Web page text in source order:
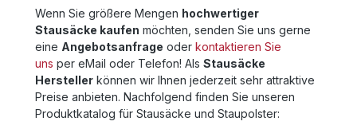
Wenn Sie größere Mengen hochwertiger
Stausäcke kaufen möchten, senden Sie uns gerne
eine Angebotsanfrage oder kontaktieren Sie
uns per eMail oder Telefon! Als Stausäcke
Hersteller können wir Ihnen jederzeit sehr attraktive
Preise anbieten. Nachfolgend finden Sie unseren
Produktkatalog für Stausäcke und Staupolster: